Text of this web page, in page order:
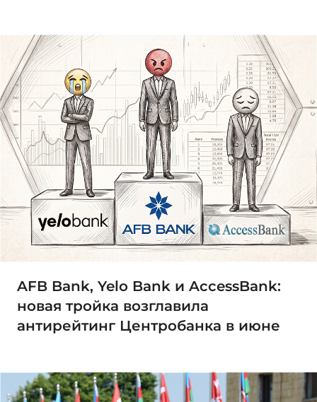
AFB Bank, Yelo Bank и AccessBank:
новая тройка возглавила
антирейтинг Центробанка в июне